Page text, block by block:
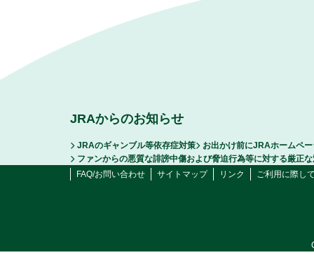
JRAからのお知らせ
JRAのギャンブル等依存症対策
お出かけ前にJRAホームペ
ファンからの悪質な誹謗中傷および脅迫行為等に対する厳正
FAQ/お問い合わせ
サイトマップ リンク ご利用に際し